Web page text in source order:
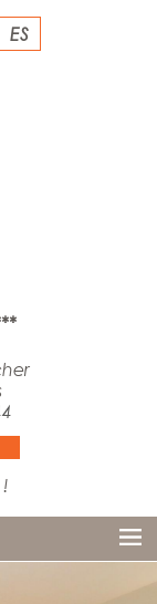
ES